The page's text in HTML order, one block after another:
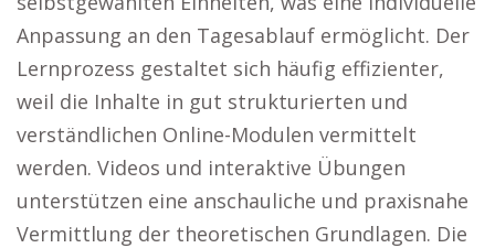
Anpassung an den Tagesablauf ermöglicht. Der
Lernprozess gestaltet sich häufig effizienter,
weil die Inhalte in gut strukturierten und
verständlichen Online-Modulen vermittelt
werden. Videos und interaktive Übungen
unterstützen eine anschauliche und praxisnahe
Vermittlung der theoretischen Grundlagen. Die